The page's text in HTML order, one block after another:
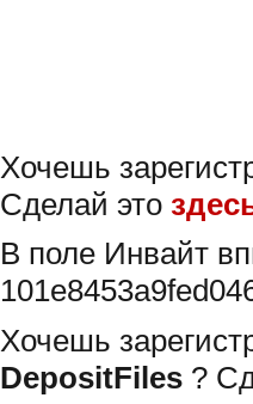
Хочешь
Сделай это
В поле Инвайт
Хочешь
DepositFiles ?